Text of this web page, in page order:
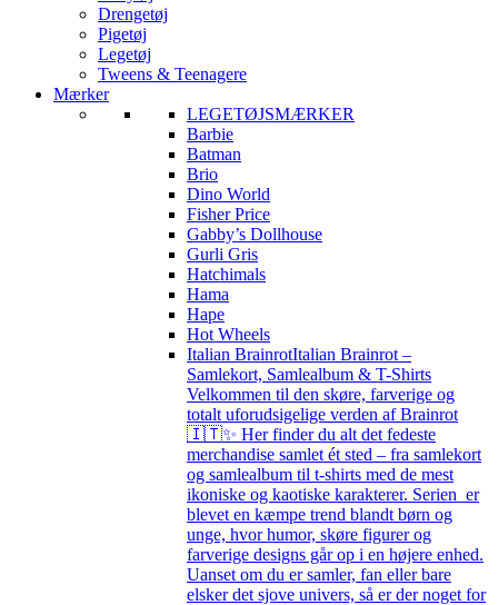
Drengetøj
Pigetøj
Legetøj
Tweens & Teenagere
Mærker
LEGETØJSMÆRKER
Barbie
Batman
Brio
Dino World
Fisher Price
Gabby’s Dollhouse
Gurli Gris
Hatchimals
Hama
Hape
Hot Wheels
Italian BrainrotItalian Brainrot –
Samlekort, Samlealbum & T-Shirts
Velkommen til den skøre, farverige og
totalt uforudsigelige verden af Brainrot
🇮🇹✨ Her finder du alt det fedeste
merchandise samlet ét sted – fra samlekort
og samlealbum til t-shirts med de mest
ikoniske og kaotiske karakterer. Serien er
blevet en kæmpe trend blandt børn og
unge, hvor humor, skøre figurer og
farverige designs går op i en højere enhed.
Uanset om du er samler, fan eller bare
elsker det sjove univers, så er der noget for